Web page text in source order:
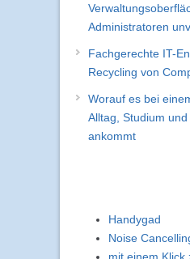
Administratoren
Fachgerechte IT-
Recycling von
Worauf es bei
Alltag, Studium
ankommt
Handygad
Noise
mit einem Klick